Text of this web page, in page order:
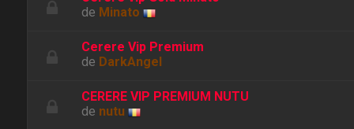
de Minato
Cerere Vip Premium
de DarkAngel
CERERE VIP PREMIUM NUTU
de nutu